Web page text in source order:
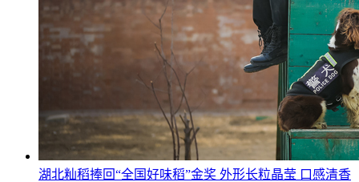
湖北籼稻捧回“全国好味稻”金奖 外形长粒晶莹 口感清香